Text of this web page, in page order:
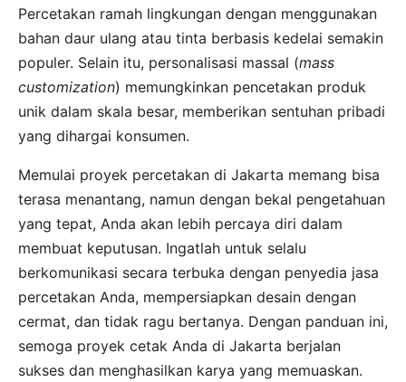
Percetakan ramah lingkungan dengan menggunakan
bahan daur ulang atau tinta berbasis kedelai semakin
populer. Selain itu, personalisasi massal (mass
customization) memungkinkan pencetakan produk
unik dalam skala besar, memberikan sentuhan pribadi
yang dihargai konsumen.
Memulai proyek percetakan di Jakarta memang bisa
terasa menantang, namun dengan bekal pengetahuan
yang tepat, Anda akan lebih percaya diri dalam
membuat keputusan. Ingatlah untuk selalu
berkomunikasi secara terbuka dengan penyedia jasa
percetakan Anda, mempersiapkan desain dengan
cermat, dan tidak ragu bertanya. Dengan panduan ini,
semoga proyek cetak Anda di Jakarta berjalan
sukses dan menghasilkan karya yang memuaskan.